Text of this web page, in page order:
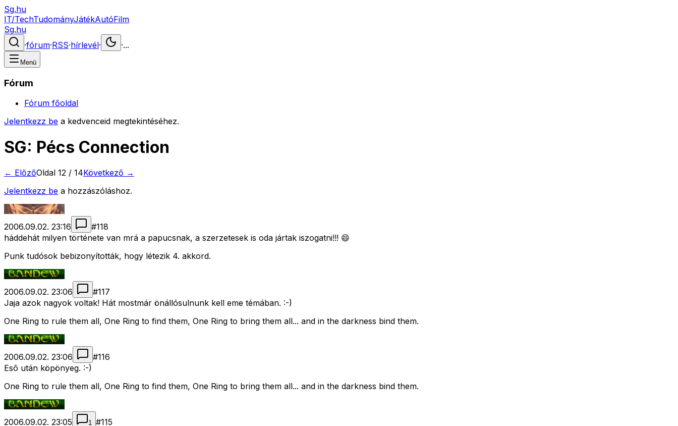
Sg.hu
IT/TechTudományJátékAutóFilm
Sg.hu
·fórum·RSS·hírlevél· ·...
Menü
Fórum
Fórum főoldal
Jelentkezz be a kedvenceid megtekintéséhez.
SG: Pécs Connection
← ElőzőOldal 12 / 14Következő →
Jelentkezz be a hozzászóláshoz.
2006.09.02. 23:16 #118
háddehát milyen története van mrá a papucsnak, a szerzetesek is oda jártak iszogatni!!! 😄
Punk tudósok bebizonyították, hogy létezik 4. akkord.
2006.09.02. 23:06 #117
Jaja azok nagyok voltak! Hát mostmár önállósulnunk kell eme témában. :-)
One Ring to rule them all, One Ring to find them, One Ring to bring them all... and in the darkness bind them.
2006.09.02. 23:06 #116
Esõ után köpönyeg. :-)
One Ring to rule them all, One Ring to find them, One Ring to bring them all... and in the darkness bind them.
2006.09.02. 23:05 1 #115